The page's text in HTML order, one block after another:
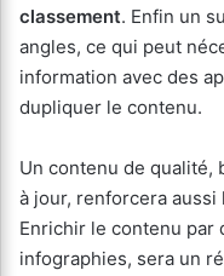
classement. Enfin un
angles, ce qui peut
information avec des
dupliquer le contenu.
Un contenu de
à jour, renforcera aussi
Enrichir le contenu par
infographies, sera un